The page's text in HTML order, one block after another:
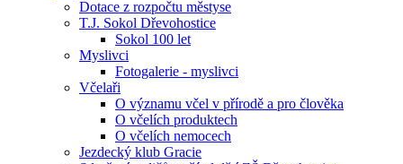
Dotace z rozpočtu městyse
T.J. Sokol Dřevohostice
Sokol 100 let
Myslivci
Fotogalerie - myslivci
Včelaři
O významu včel v přírodě a pro člověka
O včelích produktech
O včelích nemocech
Jezdecký klub Gracie